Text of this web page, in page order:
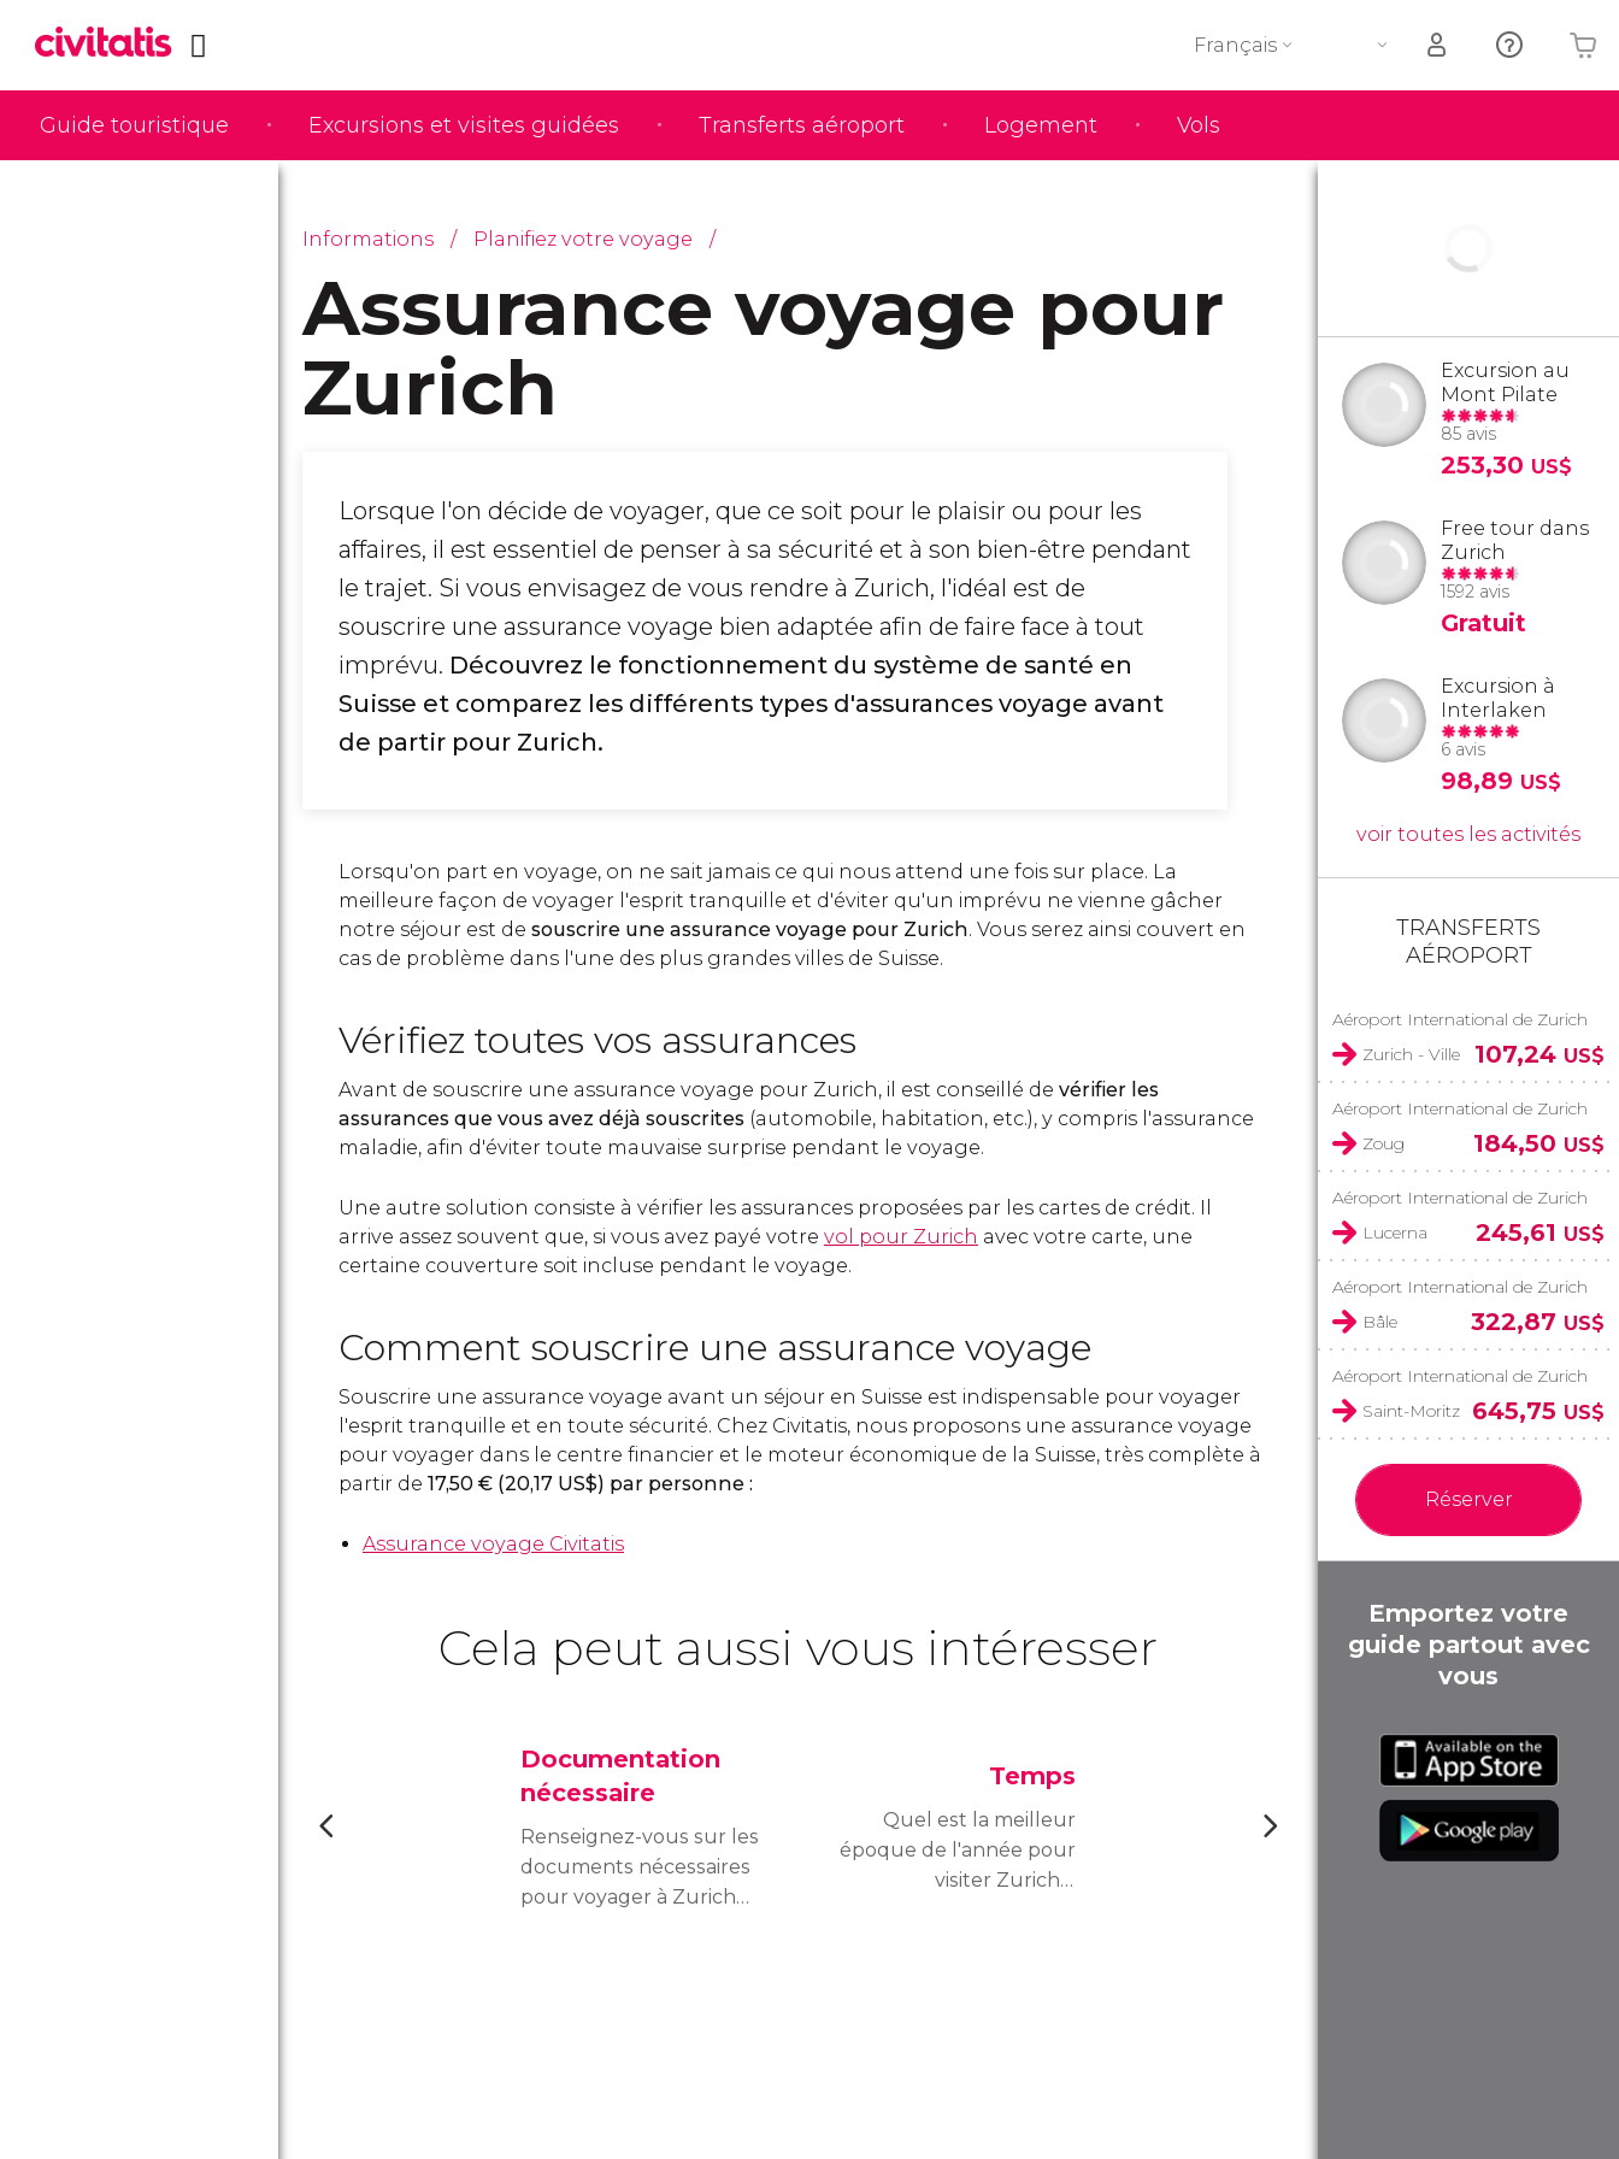
Guide touristique Excursions et visites guidées Transferts aéroport Logement Vols
Français
Informations Planifiez votre voyage
Assurance voyage pour
Zurich
Lorsque l'on décide de voyager, que ce soit pour le plaisir ou pour les
affaires, il est essentiel de penser à sa sécurité et à son bien-être pendant
le trajet. Si vous envisagez de vous rendre à Zurich, l'idéal est de
souscrire une assurance voyage bien adaptée afin de faire face à tout
imprévu. Découvrez le fonctionnement du système de santé en
Suisse et comparez les différents types d'assurances voyage avant
de partir pour Zurich.
Lorsqu'on part en voyage, on ne sait jamais ce qui nous attend une fois sur place. La
meilleure façon de voyager l'esprit tranquille et d'éviter qu'un imprévu ne vienne gâcher
notre séjour est de souscrire une assurance voyage pour Zurich. Vous serez ainsi couvert en
cas de problème dans l'une des plus grandes villes de Suisse.
Vérifiez toutes vos assurances
Avant de souscrire une assurance voyage pour Zurich, il est conseillé de vérifier les
assurances que vous avez déjà souscrites (automobile, habitation, etc.), y compris l'assurance
maladie, afin d'éviter toute mauvaise surprise pendant le voyage.
Une autre solution consiste à vérifier les assurances proposées par les cartes de crédit. Il
arrive assez souvent que, si vous avez payé votre vol pour Zurich avec votre carte, une
certaine couverture soit incluse pendant le voyage.
Comment souscrire une assurance voyage
Souscrire une assurance voyage avant un séjour en Suisse est indispensable pour voyager
l'esprit tranquille et en toute sécurité. Chez Civitatis, nous proposons une assurance voyage
pour voyager dans le centre financier et le moteur économique de la Suisse, très complète à
partir de 17,50 € (20,17 US$) par personne :
Assurance voyage Civitatis
Cela peut aussi vous intéresser
Documentation
nécessaire
Renseignez-vous sur les
documents nécessaires
pour voyager à Zurich
Temps
Quel est la meilleur
époque de l'année pour
visiter Zurich ?
Excursion au
Mont Pilate
85 avis
253,30 US$
Free tour dans
Zurich
1592 avis
Gratuit
Excursion à
Interlaken
6 avis
98,89 US$
voir toutes les activités
TRANSFERTS
AÉROPORT
Aéroport International de Zurich
Zurich - Ville
107,24 US$
Aéroport International de Zurich
Zoug
184,50 US$
Aéroport International de Zurich
Lucerna
245,61 US$
Aéroport International de Zurich
Bâle
322,87 US$
Aéroport International de Zurich
Saint-Moritz
645,75 US$
Réserver
Emportez votre
guide partout avec
vous